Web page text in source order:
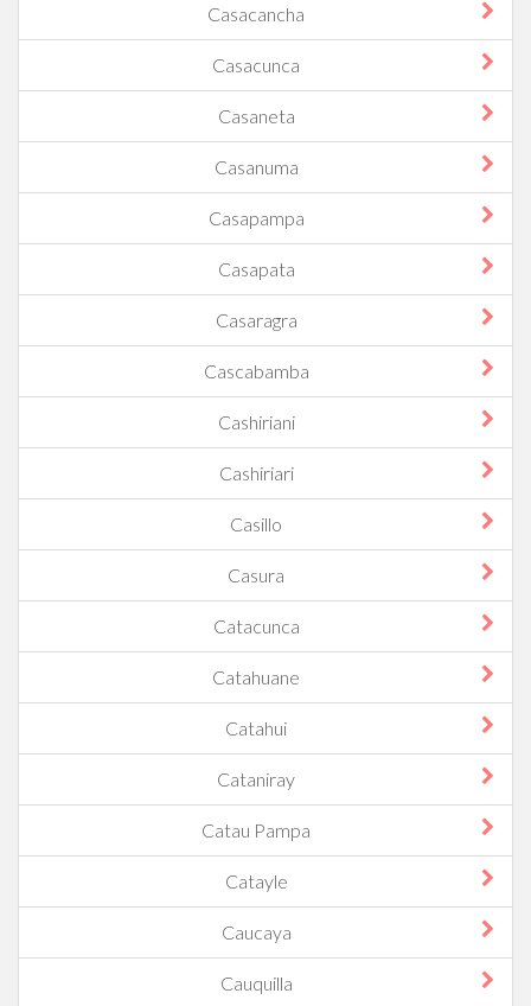
Casacancha
Casacunca
Casaneta
Casanuma
Casapampa
Casapata
Casaragra
Cascabamba
Cashiriani
Cashiriari
Casillo
Casura
Catacunca
Catahuane
Catahui
Cataniray
Catau Pampa
Catayle
Caucaya
Cauquilla